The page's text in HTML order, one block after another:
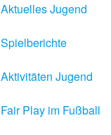
Aktuelles Jugend
Spielberichte
Aktivitäten Jugend
Fair Play im Fußball